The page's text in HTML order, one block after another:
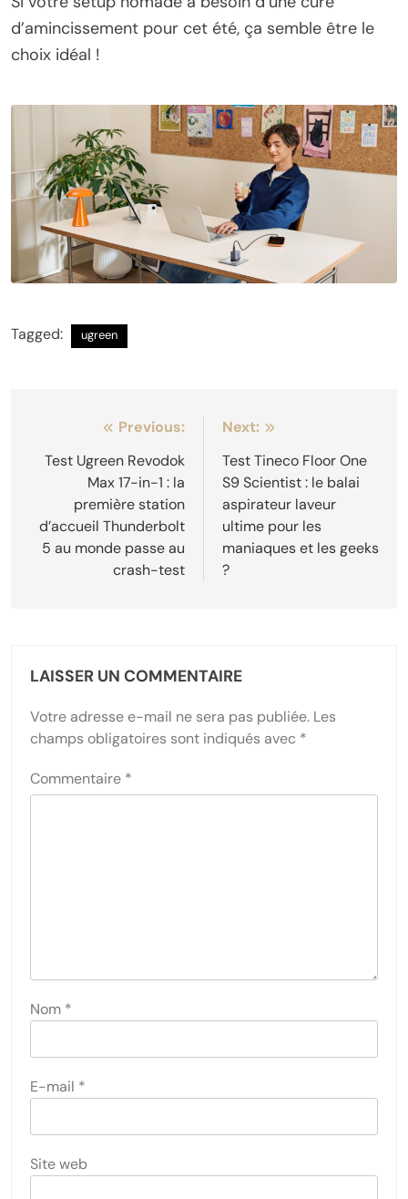
d’amincissement pour cet été, ça semble être le
choix idéal !
Tagged: ugreen
Navigation
de
l’article
Previous:
Test Ugreen Revodok
Max 17-in-1 : la
première station
d’accueil Thunderbolt
5 au monde passe au
crash-test
Next:
Test Tineco Floor One
S9 Scientist : le balai
aspirateur laveur
ultime pour les
maniaques et les geeks
?
LAISSER UN COMMENTAIRE
Votre adresse e-mail ne sera pas publiée. Les
champs obligatoires sont indiqués avec *
Commentaire *
Nom *
E-mail *
Site web